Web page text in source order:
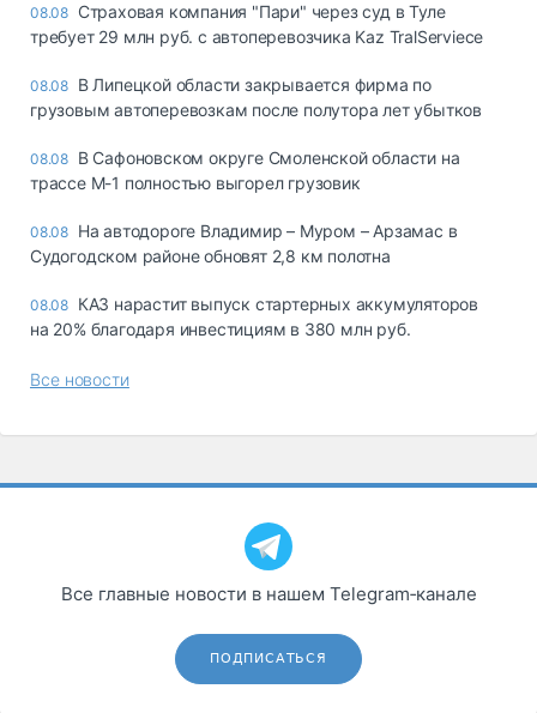
08.08 Страховая компания "Пари" через суд в Туле
требует 29 млн руб. с автоперевозчика Kaz TralServiece
08.08 В Липецкой области закрывается фирма по
грузовым автоперевозкам после полутора лет убытков
08.08 В Сафоновском округе Смоленской области на
трассе М-1 полностью выгорел грузовик
08.08 На автодороге Владимир – Муром – Арзамас в
Судогодском районе обновят 2,8 км полотна
08.08 КАЗ нарастит выпуск стартерных аккумуляторов
на 20% благодаря инвестициям в 380 млн руб.
Все новости
Все главные новости в нашем Telegram‑канале
ПОДПИСАТЬСЯ